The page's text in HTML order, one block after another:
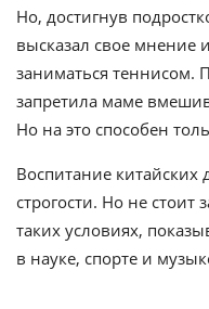
Но, достигнув
высказал свое мнение
заниматься теннисом.
запретила маме
Но на это способен
Воспитание китайских
строгости. Но не
таких условиях,
в науке, спорте и